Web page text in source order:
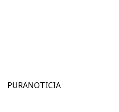
PURANOTICIA